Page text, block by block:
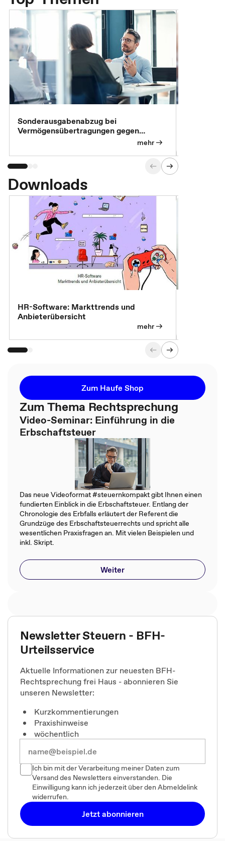
Sonderausgabenabzug bei
Vermögensübertragungen gegen
mehr
Downloads
HR-Software: Markttrends und
Anbieterübersicht
mehr
Zum Haufe Shop
Zum Thema Rechtsprechung
Video-Seminar: Einführung in die
Erbschaftsteuer
Das neue Videoformat #steuernkompakt gibt Ihnen einen
fundierten Einblick in die Erbschaftsteuer. Entlang der
Chronologie des Erbfalls erläutert der Referent die
Grundzüge des Erbschaftsteuerrechts und spricht alle
wesentlichen Praxisfragen an. Mit vielen Beispielen und
inkl. Skript.
Weiter
Newsletter Steuern - BFH-
Urteilsservice
Aktuelle Informationen zur neuesten BFH-
Rechtsprechung frei Haus - abonnieren Sie
unseren Newsletter:
Kurzkommentierungen
Praxishinweise
wöchentlich
Ich bin mit der Verarbeitung meiner Daten zum
Versand des Newsletters einverstanden. Die
Einwilligung kann ich jederzeit über den Abmeldelink
widerrufen.
Jetzt abonnieren